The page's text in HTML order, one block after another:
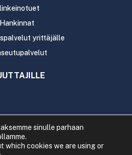
Hankinnat
yrittäjälle
Rautavaaran kunta
Saavutettavuus
sinulle parhaan
which cookies we are using or